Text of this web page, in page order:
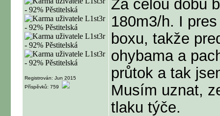
Registrován: Jun 2015
Příspěvků: 759
Za celou dobu
180m3/h. I
boxu, takže
ohybama a
průtok a tak
Musím uznat,
tlaku týče.